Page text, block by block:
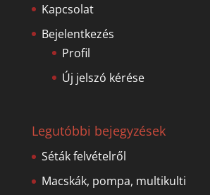
Kapcsolat
Bejelentkezés
Profil
Új jelszó kérése
Legutóbbi bejegyzések
Séták felvételről
Macskák, pompa, multikulti